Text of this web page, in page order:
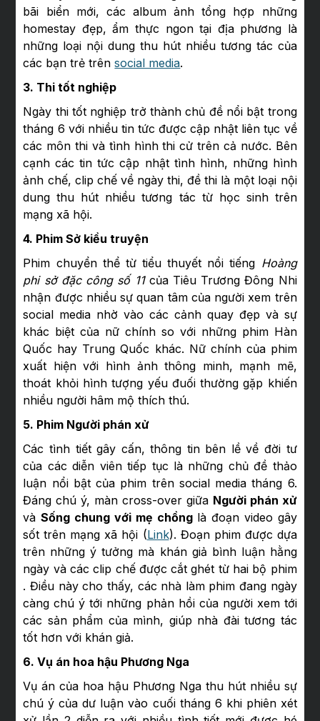
bãi biển mới, các album ảnh tổng hợp những
homestay đẹp, ẩm thực ngon tại địa phương là
những loại nội dung thu hút nhiều tương tác của
các bạn trẻ trênsocial media.
3. Thi tốt nghiệp
Ngày thi tốt nghiệp trở thành chủ đề nổi bật trong
tháng 6 với nhiều tin tức được cập nhật liên tục về
các môn thi và tình hình thi cử trên cả nước. Bên
cạnh các tin tức cập nhật tình hình, những hình
ảnh chế, clip chế về ngày thi, đề thi là một loại nội
dung thu hút nhiều tương tác từ học sinh trên
mạng xã hội.
4. Phim Sở kiều truyện
Phim chuyển thể từ tiểu thuyết nổi tiếng Hoàng
phi sở đặc công số 11 của Tiêu Trương Đông Nhi
nhận được nhiều sự quan tâm của người xem trên
social media nhờ vào các cảnh quay đẹp và sự
khác biệt của nữ chính so với những phim Hàn
Quốc hay Trung Quốc khác. Nữ chính của phim
xuất hiện với hình ảnh thông minh, mạnh mẽ,
thoát khỏi hình tượng yếu đuối thường gặp khiến
nhiều người hâm mộ thích thú.
5. Phim Người phán xử
Các tình tiết gây cấn, thông tin bên lề về đời tư
của các diễn viên tiếp tục là những chủ đề thảo
luận nổi bật của phim trên social media tháng 6.
Đáng chú ý, màn cross-over giữa Người phán xử
vàSống chung với mẹ chồng là đoạn video gây
sốt trên mạng xã hội (Link). Đoạn phim được dựa
trên những ý tưởng mà khán giả bình luận hằng
ngày và các clip chế được cắt ghét từ hai bộ phim
. Điều này cho thấy, các nhà làm phim đang ngày
càng chú ý tới những phản hồi của người xem tới
các sản phẩm của mình, giúp nhà đài tương tác
tốt hơn với khán giả.
6. Vụ án hoa hậu Phương Nga
Vụ án của hoa hậu Phương Nga thu hút nhiều sự
chú ý của dư luận vào cuối tháng 6 khi phiên xét